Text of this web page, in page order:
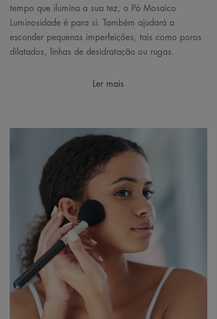
tempo que ilumina a sua tez, o Pó Mosaico
Luminosidade é para si. Também ajudará a
esconder pequenas imperfeições, tais como poros
dilatados, linhas de desidratação ou rugas.
Ler mais